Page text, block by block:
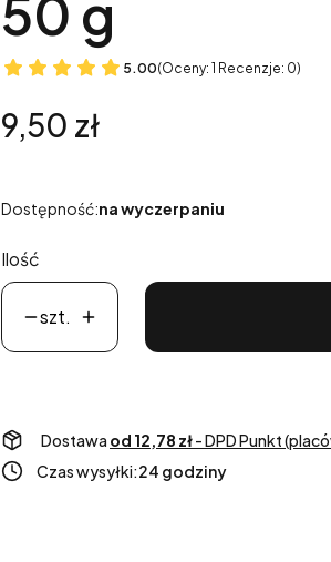
50 g
5.00(Oceny: 1 Recenzje: 0)
Cena
9,50 zł
Dostępność:na wyczerpaniu
Ilość
szt.
Dostawa od 12,78 zł- DPD Punkt
Czas wysyłki:24 godziny